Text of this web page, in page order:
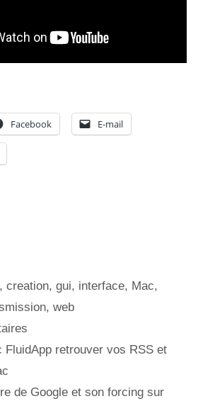
Facebook E-mail
,creation,gui, interface, Mac,
, web
FluidApp retrouver vos RSS et
de Google et son forcing sur